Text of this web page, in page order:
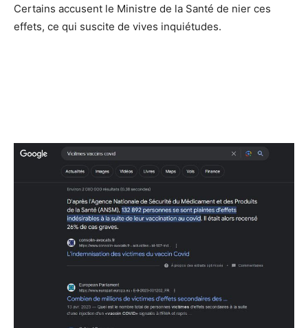
Certains accusent le Ministre de la Santé de nier ces
effets, ce qui suscite de vives inquiétudes.